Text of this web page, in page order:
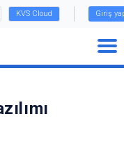
KVS Cloud Giriş